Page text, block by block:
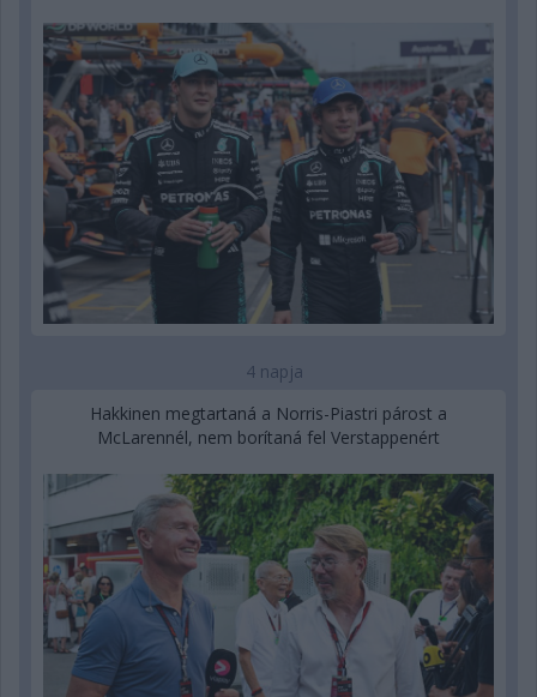
4 napja
Hakkinen megtartaná a Norris-Piastri párost a
McLarennél, nem borítaná fel Verstappenért